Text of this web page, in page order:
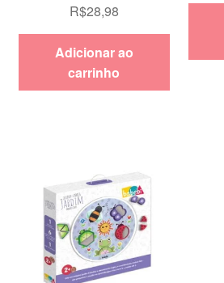
R$28,98
Adicionar ao
carrinho